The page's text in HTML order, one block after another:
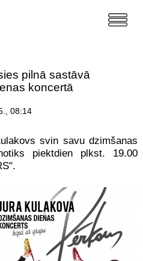
pilnā sastāvā
koncertā
08:14
svin savu dzimšanas
piektdien plkst. 19.00